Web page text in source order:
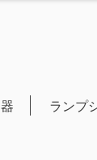
器 ランプ